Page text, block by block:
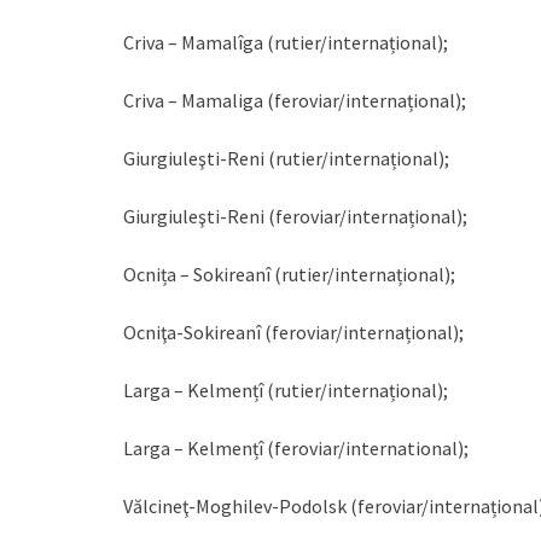
Criva – Mamalîga (rutier/internațional);
Criva – Mamaliga (feroviar/internațional);
Giurgiuleşti-Reni (rutier/internațional);
Giurgiuleşti-Reni (feroviar/internațional);
Ocnița – Sokireanî (rutier/internațional);
Ocniţa-Sokireanî (feroviar/internațional);
Larga – Kelmențî (rutier/internațional);
Larga – Kelmențî (feroviar/international);
Vălcineţ-Moghilev-Podolsk (feroviar/